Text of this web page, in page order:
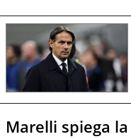
Marelli spiega